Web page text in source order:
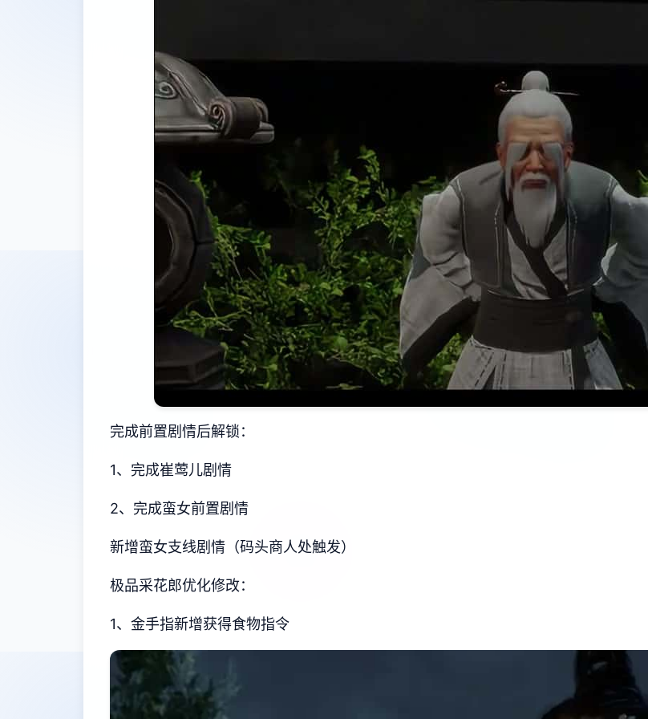
完成前置剧情后解锁：
1、完成崔莺儿剧情
2、完成蛮女前置剧情
新增蛮女支线剧情（码头商人处触发）
极品采花郎优化修改：
1、金手指新增获得食物指令